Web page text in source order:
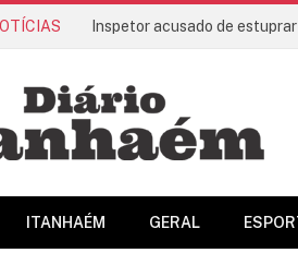
Inspetor acusado de
ITANHAÉM GERAL